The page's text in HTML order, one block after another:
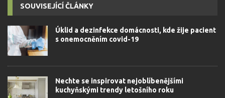
SOUVISEJÍCÍ ČLÁNKY
Úklid a dezinfekce domácnosti, kde žije pacient
s onemocněním covid-19
Nechte se inspirovat nejoblíbenějšími
kuchyňskými trendy letošního roku